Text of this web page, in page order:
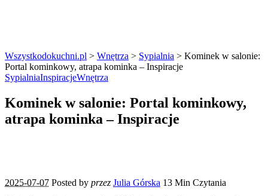
Wszystkodokuchni.pl > Wnętrza > Sypialnia > Kominek w salonie:
Portal kominkowy, atrapa kominka – Inspiracje
SypialniaInspiracjeWnętrza
Kominek w salonie: Portal kominkowy,
atrapa kominka – Inspiracje
2025-07-07 Posted by przez Julia Górska 13 Min Czytania